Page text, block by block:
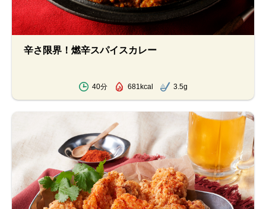
辛さ限界！燃辛スパイスカレー
40分 681kcal 3.5g